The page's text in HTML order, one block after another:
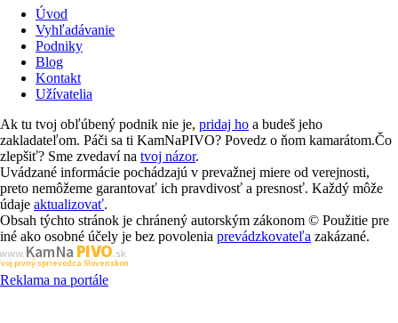
Úvod
Vyhľadávanie
Podniky
Blog
Kontakt
Užívatelia
Ak tu tvoj obľúbený podnik nie je, pridaj ho a budeš jeho
zakladateľom. Páči sa ti KamNaPIVO? Povedz o ňom kamarátom.Čo
zlepšiť? Sme zvedaví na tvoj názor.
Uvádzané informácie pochádzajú v prevažnej miere od verejnosti,
preto nemôžeme garantovať ich pravdivosť a presnosť. Každý môže
údaje aktualizovať.
Obsah týchto stránok je chránený autorským zákonom © Použitie pre
iné ako osobné účely je bez povolenia prevádzkovateľa zakázané.
www.Kam Na PIVO.sk
pivný sprievodca Slovenskom
Reklama na portále